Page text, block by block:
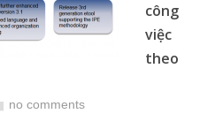
công
việc
theo
no comments